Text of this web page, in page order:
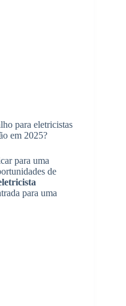
para eletricistas
em 2025?
para uma
de
para uma